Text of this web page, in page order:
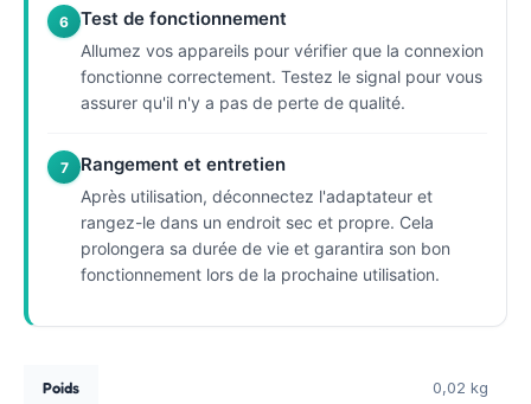
6 Test de fonctionnement
Allumez vos appareils pour vérifier que la connexion
fonctionne correctement. Testez le signal pour vous
assurer qu'il n'y a pas de perte de qualité.
7 Rangement et entretien
Après utilisation, déconnectez l'adaptateur et
rangez-le dans un endroit sec et propre. Cela
prolongera sa durée de vie et garantira son bon
fonctionnement lors de la prochaine utilisation.
Poids 0,02 kg